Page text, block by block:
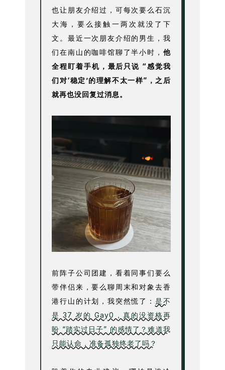
也让朋友介绍过，可每次要么石沉
大海，要么接触一两次就没了下
文。最近一次朋友介绍的男生，我
们在南山的咖啡馆聊了半小时， 他
全程盯着手机，最后只说 “感觉我
们对‘稳定’的理解不太一样”，之后
就再也没回复过消息。
前阵子公司团建，看着同事们要么
带伴侣来，要么聊周末和对象去香
港行山的计划，我突然慌了： 是不
是 37 岁的 Gay0，真的没资格再
盼 “踏实过日子” 的感情了？难道我
只能认命，准备孤独终老了吗？